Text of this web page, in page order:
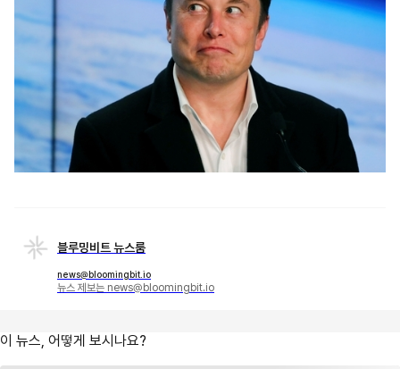
블루밍비트 뉴스룸
news@bloomingbit.io
뉴스 제보는 news@bloomingbit.io
이 뉴스, 어떻게 보시나요?